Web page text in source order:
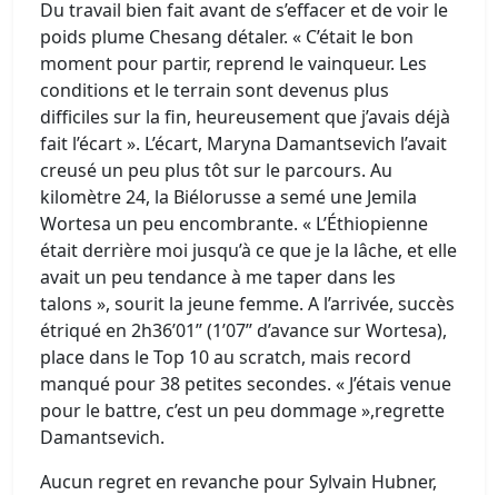
Du travail bien fait avant de s’effacer et de voir le
poids plume Chesang détaler. « C’était le bon
moment pour partir, reprend le vainqueur. Les
conditions et le terrain sont devenus plus
difficiles sur la fin, heureusement que j’avais déjà
fait l’écart ». L’écart, Maryna Damantsevich l’avait
creusé un peu plus tôt sur le parcours. Au
kilomètre 24, la Biélorusse a semé une Jemila
Wortesa un peu encombrante. « L’Éthiopienne
était derrière moi jusqu’à ce que je la lâche, et elle
avait un peu tendance à me taper dans les
talons », sourit la jeune femme. A l’arrivée, succès
étriqué en 2h36’01’’ (1’07’’ d’avance sur Wortesa),
place dans le Top 10 au scratch, mais record
manqué pour 38 petites secondes. « J’étais venue
pour le battre, c’est un peu dommage »,regrette
Damantsevich.
Aucun regret en revanche pour Sylvain Hubner,